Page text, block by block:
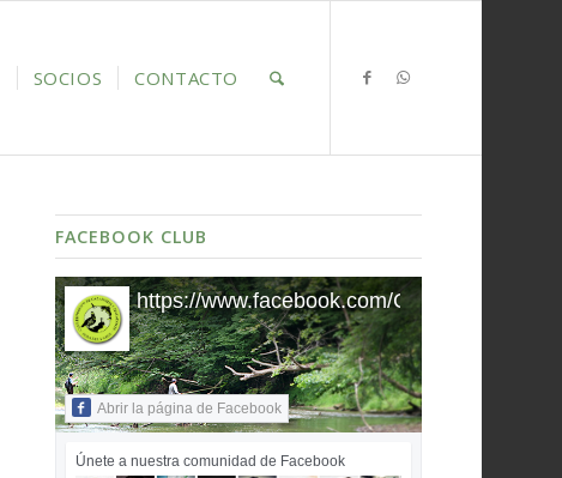
SOCIOS CONTACTO
FACEBOOK CLUB
https://www.facebook.com/
Abrir la página de Facebook
Únete a nuestra comunidad de Facebook